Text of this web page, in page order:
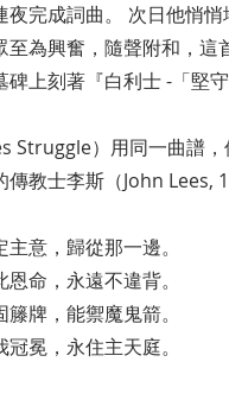
完成詞曲。 次日他悄
為興奮，隨聲附和，
上刻著『白利士 -「堅守
Struggle）用同一曲譜
教士李斯（John Lees,
意，歸從那一邊。
命，永遠不違背。
牌，能禦魔鬼箭。
冕，永住主天庭。